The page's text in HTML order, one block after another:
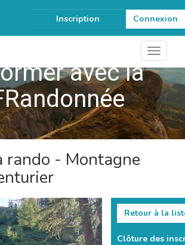
Inscription Connexion
avec la
rando - Montagne
Retour à la
Clôture des